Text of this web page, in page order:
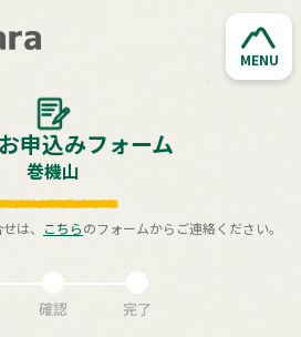
MENU
申込みフォーム
巻機山
は、 こちらのフォームからご連絡ください。
確認 完了